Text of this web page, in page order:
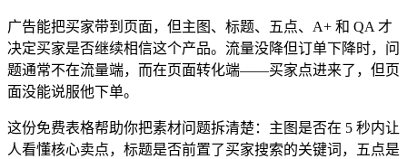
广告能把买家带到页面，但主图、标题、五点、A+ 和 QA 才
决定买家是否继续相信这个产品。流量没降但订单下降时，问
题通常不在流量端，而在页面转化端——买家点进来了，但页
面没能说服他下单。
这份免费表格帮助你把素材问题拆清楚：主图是否在 5 秒内让
人看懂核心卖点，标题是否前置了买家搜索的关键词，五点是